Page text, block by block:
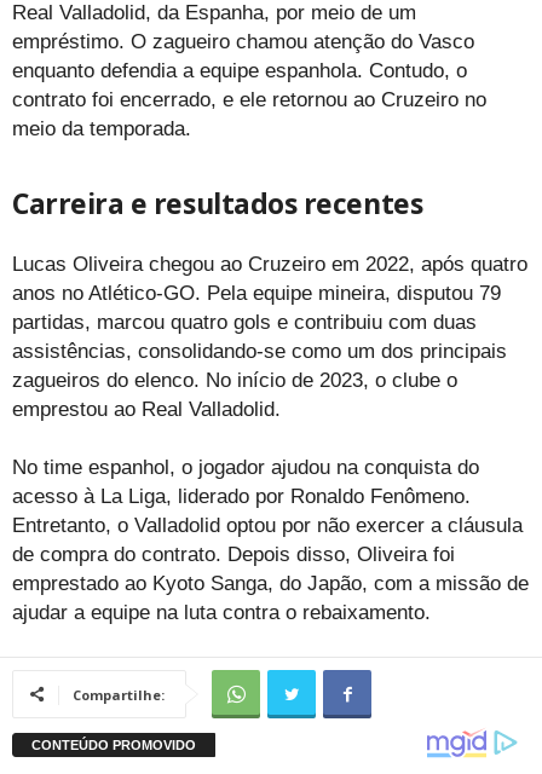
Real Valladolid, da Espanha, por meio de um
empréstimo. O zagueiro chamou atenção do Vasco
enquanto defendia a equipe espanhola. Contudo, o
contrato foi encerrado, e ele retornou ao Cruzeiro no
meio da temporada.
Carreira e resultados recentes
Lucas Oliveira chegou ao Cruzeiro em 2022, após quatro
anos no Atlético-GO. Pela equipe mineira, disputou 79
partidas, marcou quatro gols e contribuiu com duas
assistências, consolidando-se como um dos principais
zagueiros do elenco. No início de 2023, o clube o
emprestou ao Real Valladolid.
No time espanhol, o jogador ajudou na conquista do
acesso à La Liga, liderado por Ronaldo Fenômeno.
Entretanto, o Valladolid optou por não exercer a cláusula
de compra do contrato. Depois disso, Oliveira foi
emprestado ao Kyoto Sanga, do Japão, com a missão de
ajudar a equipe na luta contra o rebaixamento.
Compartilhe: